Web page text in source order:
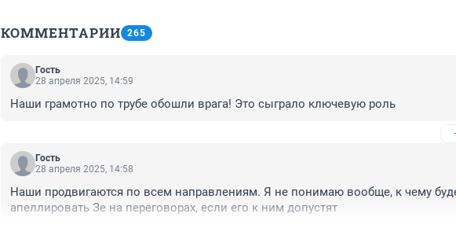
КОММЕНТАРИИ 265
Гость
28 апреля 2025, 14:59
Наши грамотно по трубе обошли врага! Это сыграло ключевую роль
Гость
28 апреля 2025, 14:58
Наши продвигаются по всем направлениям. Я не понимаю вообще, к чему
апеллировать Зе на переговорах, если его к ним допустят